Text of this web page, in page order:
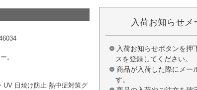
。
UV 日焼け防止 熱中症対策グ
入荷お知らせメ
入荷お知らせボタンを押
スを登録してください。
商品が入荷した際にメー
す。